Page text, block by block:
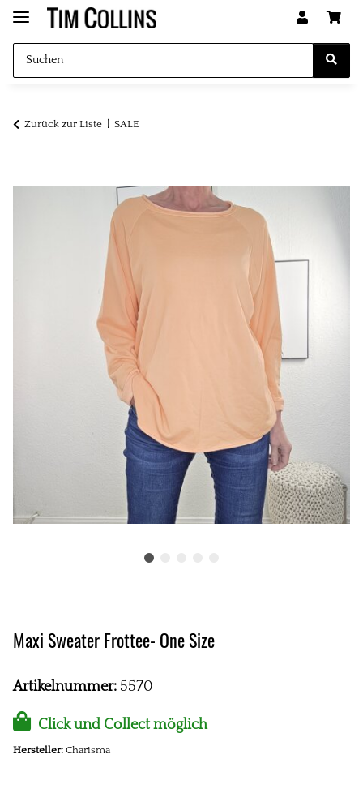
Zurück zur Liste SALE
Maxi Sweater Frottee- One Size
Artikelnummer: 5570
Click und Collect möglich
Hersteller: Charisma